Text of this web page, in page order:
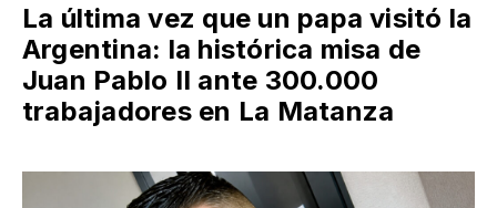
La última vez que un papa visitó la
Argentina: la histórica misa de
Juan Pablo II ante 300.000
trabajadores en La Matanza